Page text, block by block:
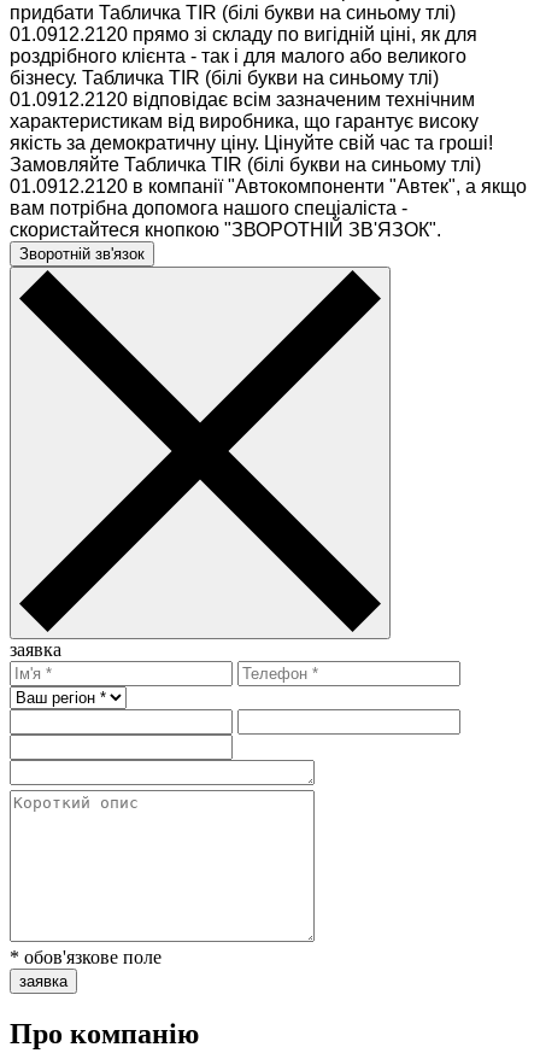
придбати Табличка TIR (білі букви на синьому тлі)
01.0912.2120 прямо зі складу по вигідній ціні, як для
роздрібного клієнта - так і для малого або великого
бізнесу. Табличка TIR (білі букви на синьому тлі)
01.0912.2120 відповідає всім зазначеним технічним
характеристикам від виробника, що гарантує високу
якість за демократичну ціну. Цінуйте свій час та гроші!
Замовляйте Табличка TIR (білі букви на синьому тлі)
01.0912.2120 в компанії "Автокомпоненти "Автек", а якщо
вам потрібна допомога нашого спеціаліста -
скористайтеся кнопкою "ЗВОРОТНІЙ ЗВ'ЯЗОК".
Зворотній зв'язок
заявка
* обов'язкове поле
заявка
Про компанію